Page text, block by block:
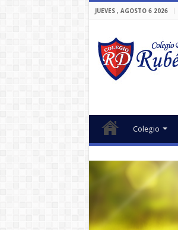
JUEVES , AGOSTO 6 2026
Colegio